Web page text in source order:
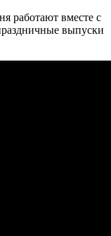
работают вместе с
выпуски